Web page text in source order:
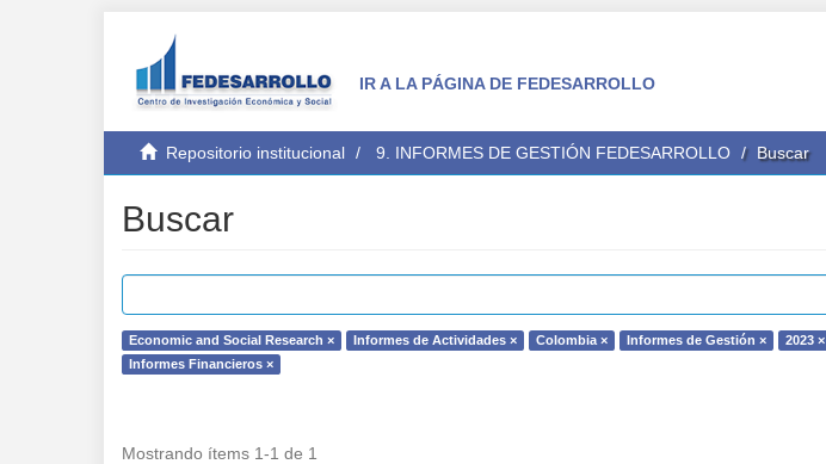
IR A LA PÁGINA DE FEDESARROLLO
Repositorio institucional 9. INFORMES DE GESTIÓN FEDESARROLLO Buscar
Buscar
Economic and Social Research × Informes de Actividades × Colombia × Informes de Gestión × 2023 ×
Informes Financieros ×
Mostrando ítems 1-1 de 1